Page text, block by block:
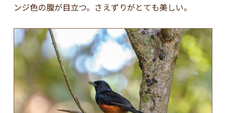
ンジ色の腹が目立つ。さえずりがとても美しい。